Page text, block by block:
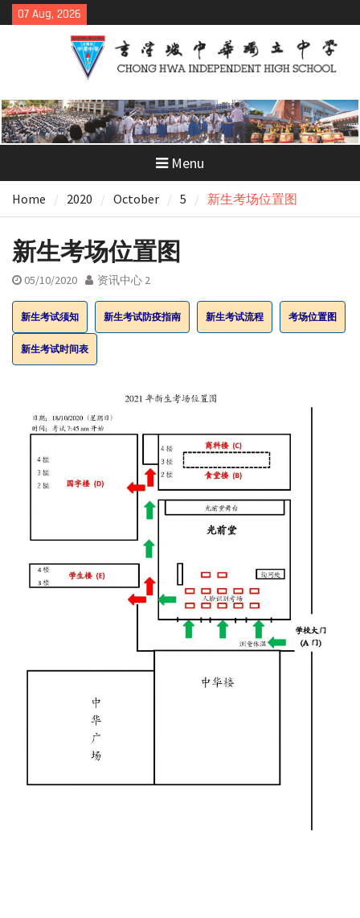
Skip
to
07 Aug, 2026
Menu
Home 2020 October 5 新生考场位置图
新生考场位置图
05/10/2020 资讯中心 2
新生考试须知 新生考试防疫指南 新生考试流程 考场位置图
新生考试时间表